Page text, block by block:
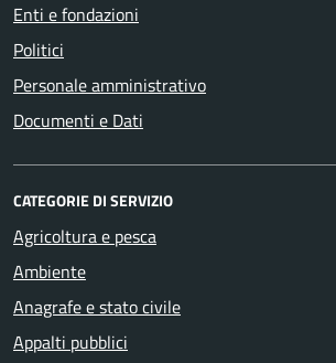
Enti e fondazioni
Politici
Personale amministrativo
Documenti e Dati
CATEGORIE DI SERVIZIO
Agricoltura e pesca
Ambiente
Anagrafe e stato civile
Appalti pubblici